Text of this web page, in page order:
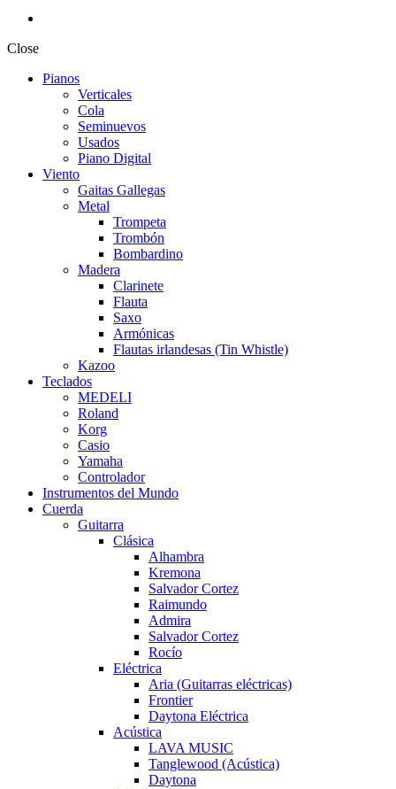
Close
Pianos
Verticales
Cola
Seminuevos
Usados
Piano Digital
Viento
Gaitas Gallegas
Metal
Trompeta
Trombón
Bombardino
Madera
Clarinete
Flauta
Saxo
Armónicas
Flautas irlandesas (Tin Whistle)
Kazoo
Teclados
MEDELI
Roland
Korg
Casio
Yamaha
Controlador
Instrumentos del Mundo
Cuerda
Guitarra
Clásica
Alhambra
Kremona
Salvador Cortez
Raimundo
Admira
Salvador Cortez
Rocío
Eléctrica
Aria (Guitarras eléctricas)
Frontier
Daytona Eléctrica
Acústica
LAVA MUSIC
Tanglewood (Acústica)
Daytona